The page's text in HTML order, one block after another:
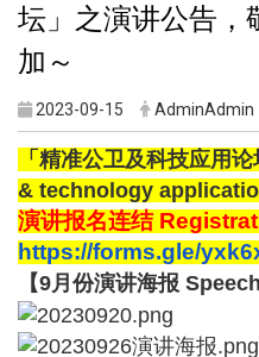
坛」之演讲公告，
加～
2023-09-15 AdminAdmin
「 精准公卫及科技应用论
& technology
演讲报名连结
https://forms.gle/
【9月份演讲海报